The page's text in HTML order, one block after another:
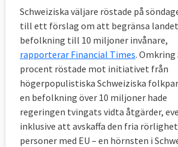
Schweiziska väljare röstade på
till ett förslag om att begränsa
befolkning till 10 miljoner invånare,
rapporterar Financial Times. Omkring
procent röstade mot initiativet från
högerpopulistiska Schweiziska
en befolkning över 10 miljoner hade
regeringen tvingats vidta åtgärder,
inklusive att avskaffa den fria
personer med EU – en hörnsten i